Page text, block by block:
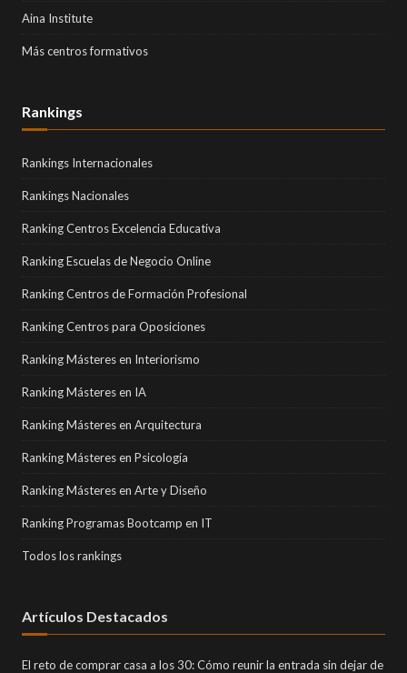
Aina Institute
Más centros formativos
Rankings
Rankings Internacionales
Rankings Nacionales
Ranking Centros Excelencia Educativa
Ranking Escuelas de Negocio Online
Ranking Centros de Formación Profesional
Ranking Centros para Oposiciones
Ranking Másteres en Interiorismo
Ranking Másteres en IA
Ranking Másteres en Arquitectura
Ranking Másteres en Psicología
Ranking Másteres en Arte y Diseño
Ranking Programas Bootcamp en IT
Todos los rankings
Artículos Destacados
El reto de comprar casa a los 30: Cómo reunir la entrada sin dejar de